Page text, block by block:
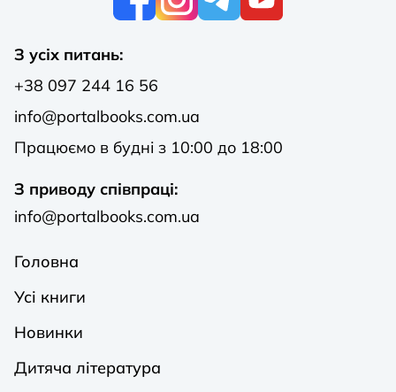
З усіх питань:
+38 097 244 16 56
info@portalbooks.com.ua
Працюємо в будні з 10:00 до 18:00
З приводу співпраці:
info@portalbooks.com.ua
Головна
Усі книги
Новинки
Дитяча література